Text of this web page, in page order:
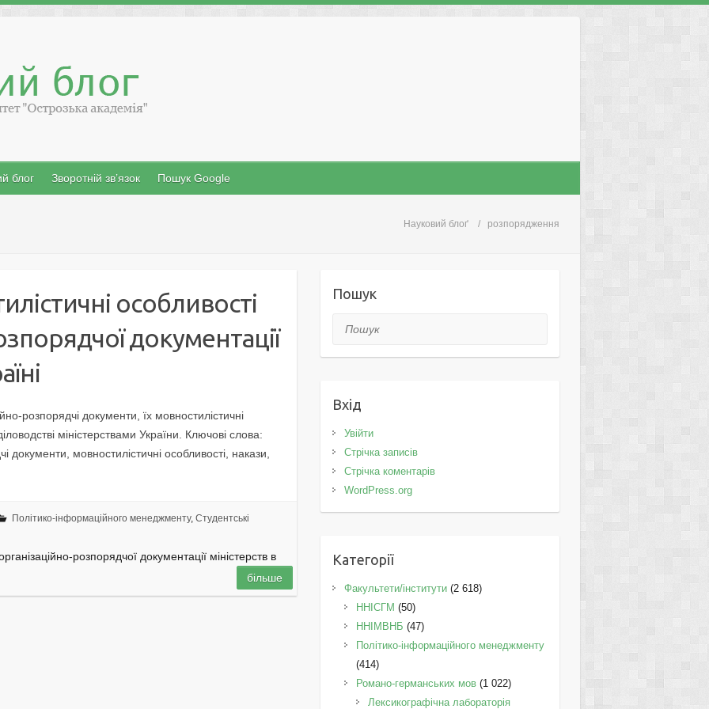
блог Зворотній зв’язок Пошук Google
Науковий блоґ розпорядження
особливості
документації
розпорядчі документи, їх мовностилістичні
міністерствами України. Ключові слова:
документи, мовностилістичні особливості, накази,
Політико-інформаційного менеджменту, Студентські
розпорядчої документації міністерств в
більше
Пошук
Пошук
Вхід
Увійти
Стрічка записів
Стрічка коментарів
WordPress.org
Категорії
Факультети/інститути(2 618)
ННІСГМ (50)
ННІМВНБ (47)
Політико-інформаційного менеджменту
(414)
Романо-германських мов(1 022)
Лексикографічна лабораторія